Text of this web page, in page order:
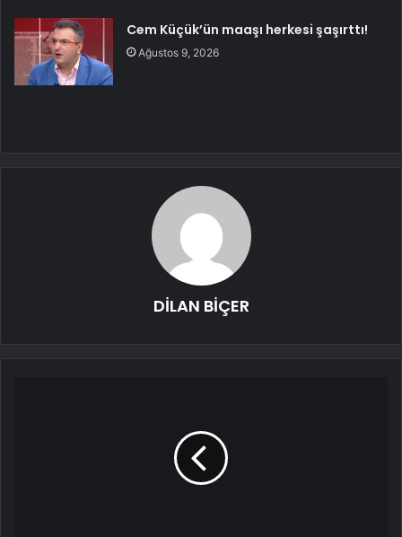
Cem Küçük’ün maaşı herkesi şaşırttı!
Ağustos 9, 2026
DİLAN BİÇER